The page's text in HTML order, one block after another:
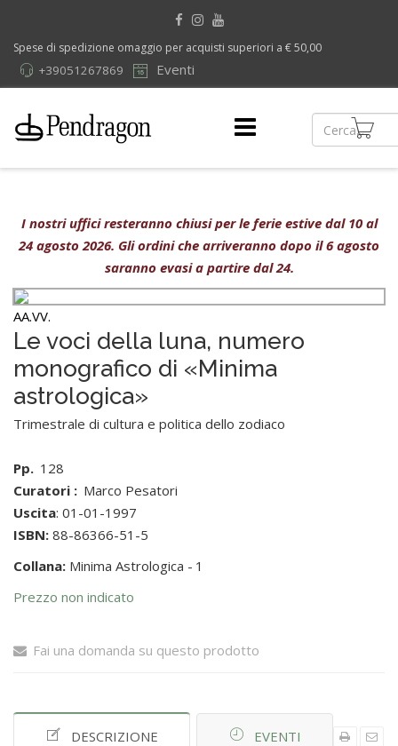
Spese di spedizione omaggio per acquisti superiori a € 50,00
Eventi
+39051267869
I nostri uffici resteranno chiusi per le ferie estive dal 10 al
24 agosto 2026. Gli ordini che arriveranno dopo il 6 agosto
saranno evasi a partire dal 24.
AA.VV.
Le voci della luna, numero
monografico di «Minima
astrologica»
Trimestrale di cultura e politica dello zodiaco
Pp. 128
Curatori : Marco Pesatori
Uscita: 01-01-1997
ISBN: 88-86366-51-5
Collana: Minima Astrologica - 1
Prezzo non indicato
Fai una domanda su questo prodotto
DESCRIZIONE EVENTI